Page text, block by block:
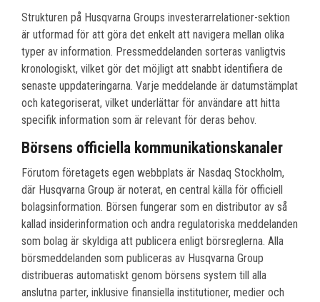
Strukturen på Husqvarna Groups investerarrelationer-sektion
är utformad för att göra det enkelt att navigera mellan olika
typer av information. Pressmeddelanden sorteras vanligtvis
kronologiskt, vilket gör det möjligt att snabbt identifiera de
senaste uppdateringarna. Varje meddelande är datumstämplat
och kategoriserat, vilket underlättar för användare att hitta
specifik information som är relevant för deras behov.
Börsens officiella kommunikationskanaler
Förutom företagets egen webbplats är Nasdaq Stockholm,
där Husqvarna Group är noterat, en central källa för officiell
bolagsinformation. Börsen fungerar som en distributor av så
kallad insiderinformation och andra regulatoriska meddelanden
som bolag är skyldiga att publicera enligt börsreglerna. Alla
börsmeddelanden som publiceras av Husqvarna Group
distribueras automatiskt genom börsens system till alla
anslutna parter, inklusive finansiella institutioner, medier och